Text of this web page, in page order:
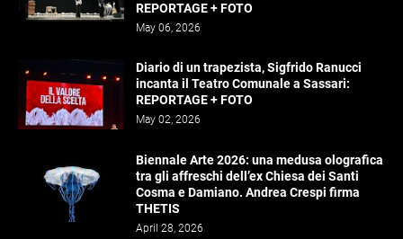
REPORTAGE + FOTO
May 06, 2026
Diario di un trapezista, Sigfrido Ranucci
incanta il Teatro Comunale a Sassari:
REPORTAGE + FOTO
May 02, 2026
Biennale Arte 2026: una medusa olografica
tra gli affreschi dell’ex Chiesa dei Santi
Cosma e Damiano. Andrea Crespi firma
THETIS
April 28, 2026